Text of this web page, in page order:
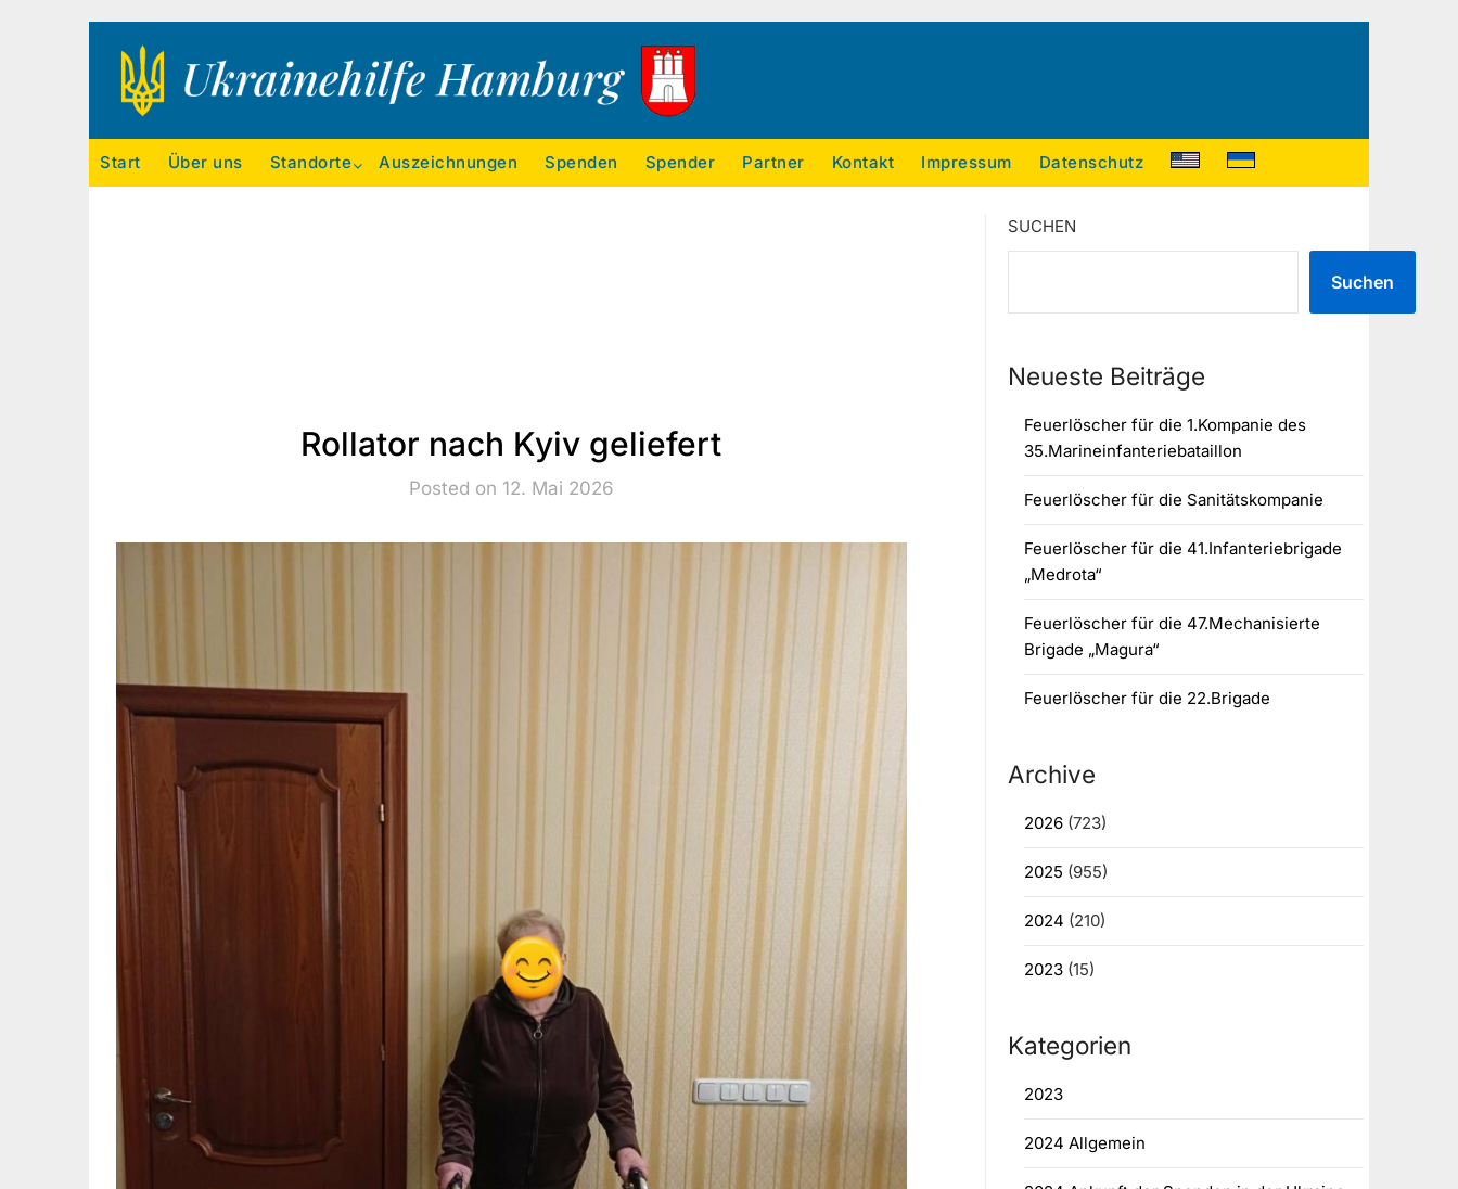
Ukrainehilfe Hamburg
Start Über uns Standorte Auszeichnungen Spenden Spender Partner Kontakt Impressum Datenschutz
Rollator nach Kyiv geliefert
Posted on 12. Mai 2026
SUCHEN
Suchen
Neueste Beiträge
Feuerlöscher für die 1.Kompanie des
35.Marineinfanteriebataillon
Feuerlöscher für die Sanitätskompanie
Feuerlöscher für die 41.Infanteriebrigade
„Medrota“
Feuerlöscher für die 47.Mechanisierte
Brigade „Magura“
Feuerlöscher für die 22.Brigade
Archive
2026(723)
2025 (955)
2024 (210)
2023(15)
Kategorien
2023
2024 Allgemein